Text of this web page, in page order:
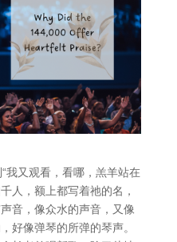
我又观看，看哪，羔羊站在
人，额上都写着祂的名，
音，像众水的声音，又像
好像弹琴的所弹的琴声。